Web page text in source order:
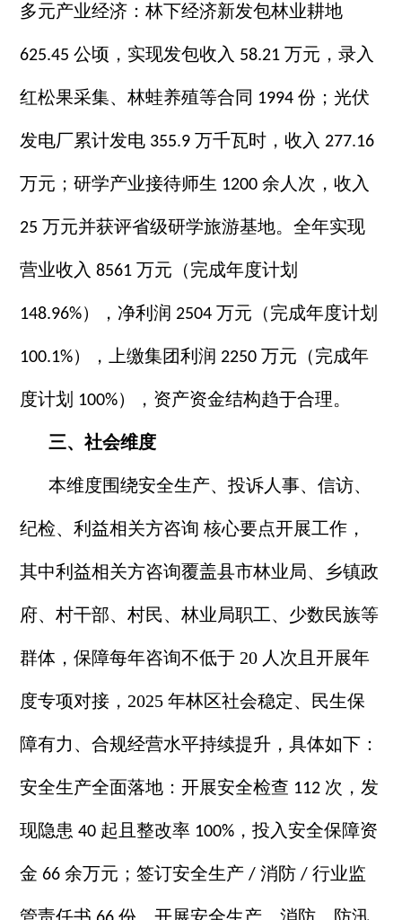
多元产业经济：林下经济新发包林业耕地
625.45 公顷，实现发包收入 58.21 万元，录入
红松果采集、林蛙养殖等合同 1994 份；光伏
发电厂累计发电 355.9 万千瓦时，收入 277.16
万元；研学产业接待师生 1200 余人次，收入
25 万元并获评省级研学旅游基地。全年实现
营业收入 8561 万元（完成年度计划
148.96%），净利润 2504 万元（完成年度计划
100.1%），上缴集团利润 2250 万元（完成年
度计划 100%），资产资金结构趋于合理。
三、社会维度
本维度围绕安全生产、投诉人事、信访、
纪检、利益相关方咨询 核心要点开展工作，
其中利益相关方咨询覆盖县市林业局、乡镇政
府、村干部、村民、林业局职工、少数民族等
群体，保障每年咨询不低于20 人次且开展年
度专项对接，2025 年林区社会稳定、民生保
障有力、合规经营水平持续提升，具体如下：
安全生产全面落地：开展安全检查 112 次，发
现隐患 40 起且整改率 100%，投入安全保障资
金 66 余万元；签订安全生产 / 消防 / 行业监